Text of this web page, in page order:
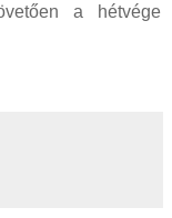
a hétvége